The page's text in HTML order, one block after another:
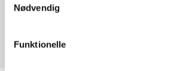
Nødvendig
Funktionelle
Fra